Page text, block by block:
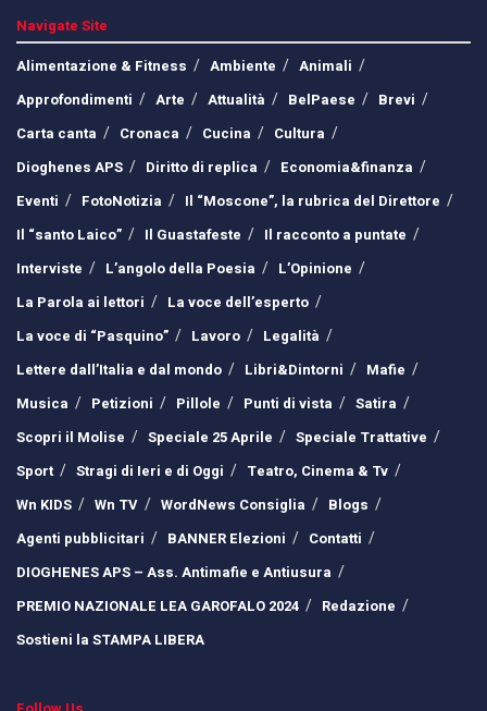
Navigate Site
Alimentazione & Fitness
Ambiente
Animali
Approfondimenti
Arte Attualità BelPaese
Brevi
Carta canta
Cronaca Cucina
Cultura
Dioghenes APS
Diritto di replica
Economia&finanza
Eventi
FotoNotizia
Il “Moscone”, la rubrica del Direttore
Il “santo Laico”
Il Guastafeste
Il racconto a puntate
Interviste
L’angolo della Poesia
L’Opinione
La Parola ai lettori
La voce dell’esperto
La voce di “Pasquino”
Lavoro
Legalità
Lettere dall’Italia e dal mondo
Libri&Dintorni
Mafie
Musica
Petizioni Pillole Punti di vista
Satira
Scopri il Molise
Speciale 25 Aprile
Speciale Trattative
Sport
Stragi di Ieri e di Oggi
Teatro, Cinema & Tv
Wn KIDS
Wn TV WordNews Consiglia
Blogs
Agenti pubblicitari
BANNER Elezioni
Contatti
DIOGHENES APS – Ass. Antimafie e Antiusura
PREMIO NAZIONALE LEA GAROFALO 2024
Redazione
Sostieni la STAMPA LIBERA